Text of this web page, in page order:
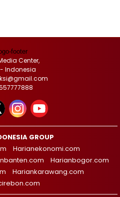
Center,
Indonesia
GROUP
Harianekonomi.com
Harianbogor.com
Hariankarawang.com